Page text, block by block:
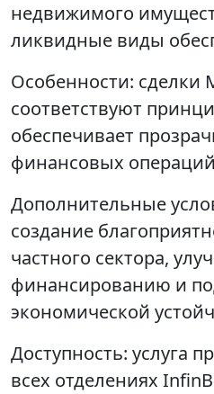
недвижимого
ликвидные виды
Особенности: сделки
соответствуют
обеспечивает
финансовых
Дополнительные
создание
частного сектора,
финансированию и
экономической
Доступность: услуга
всех отделениях